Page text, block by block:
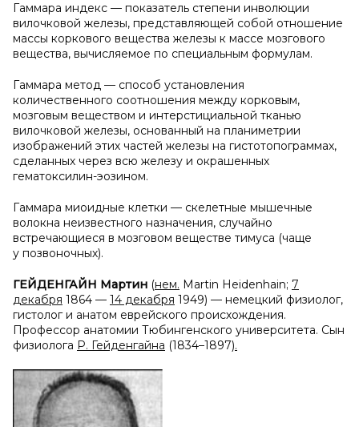
Гаммара индекс — показатель степени инволюции
вилочковой железы, представляющей собой отношение
массы коркового вещества железы к массе мозгового
вещества, вычисляемое по специальным формулам.
Гаммара метод — способ установления
количественного соотношения между корковым,
мозговым веществом и интерстициальной тканью
вилочковой железы, основанный на планиметрии
изображений этих частей железы на гистотопограммах,
сделанных через всю железу и окрашенных
гематоксилин-эозином.
Гаммара миоидные клетки — скелетные мышечные
волокна неизвестного назначения, случайно
встречающиеся в мозговом веществе тимуса (чаще
у позвоночных).
ГЕЙДЕНГАЙН Мартин (нем. Martin Heidenhain; 7
декабря 1864 — 14 декабря 1949) — немецкий физиолог,
гистолог и анатом еврейского происхождения.
Профессор анатомии Тюбингенского университета. Сын
физиолога Р. Гейденгайна (1834–1897).